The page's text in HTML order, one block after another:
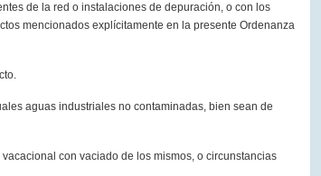
de la red o instalaciones de depuración, o con los
mencionados explícitamente en la presente Ordenanza
aguas industriales no contaminadas, bien sean de
con vaciado de los mismos, o circunstancias